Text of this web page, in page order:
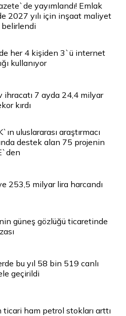
yayımlandı! Emlak
2027 yılı için inşaat maliyet
her 4 kişiden 3`ü internet
kullanıyor
ihracatı 7 ayda 24,4 milyar
kırdı
uluslararası araştırmacı
destek alan 75 projenin
253,5 milyar lira harcandı
güneş gözlüğü ticaretinde
bu yıl 58 bin 519 canlı
geçirildi
ham petrol stokları arttı